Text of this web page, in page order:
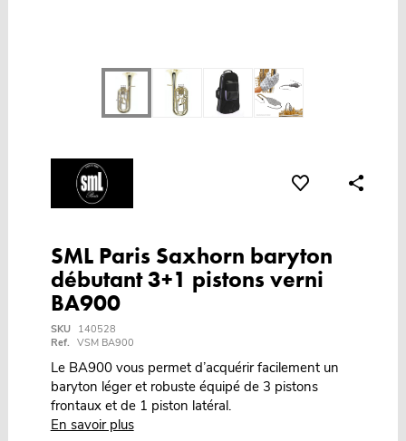
SML Paris Saxhorn baryton
débutant 3+1 pistons verni
BA900
SKU
140528
Ref. VSM BA900
Le BA900 vous permet d’acquérir facilement un
baryton léger et robuste équipé de 3 pistons
frontaux et de 1 piston latéral.
En savoir plus